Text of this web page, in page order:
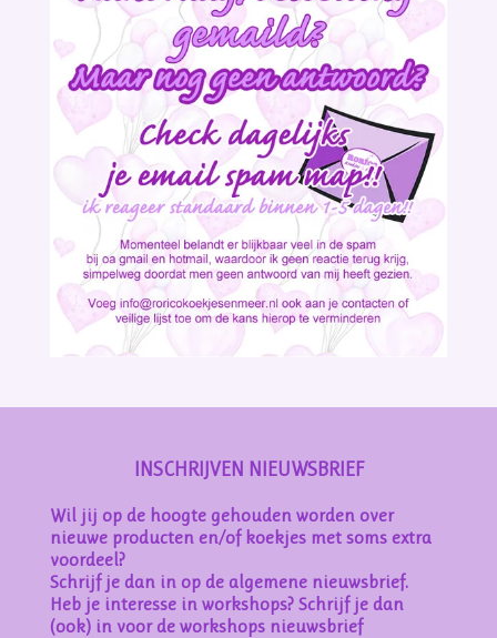
INSCHRIJVEN NIEUWSBRIEF
Wil jij op de hoogte gehouden worden over
nieuwe producten en/of koekjes met soms extra
voordeel?
Schrijf je dan in op de algemene nieuwsbrief.
Heb je interesse in workshops? Schrijf je dan
(ook) in voor de workshops nieuwsbrief